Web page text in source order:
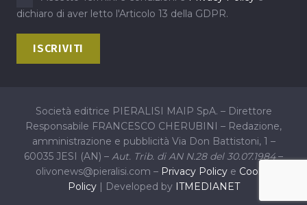
dichiaro di aver letto l'Articolo 13 della GDPR.
Società editrice PIERALISI MAIP SpA. – Direttore
Responsabile FRANCESCO CHERUBINI – Redazione,
amministrazione e pubblicità Via Don Battistoni, 1 –
60035 JESI (AN) – Aut. Trib. di AN N.28 del 30.07.1984–
olivonews@pieralisi.com – Privacy Policye Cookie
Policy| Developed by ITMEDIANET